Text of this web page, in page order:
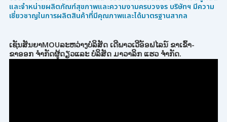
และจำหน่ายผลิตภัณฑ์สุขภาพและความงามครบวงจร บริษัทฯ มีความ
เชี่ยวชาญในการผลิตสินค้าที่มีคุณภาพและได้มาตรฐานสากล
ເຊັນສັນຍາMOUລະຫວ່າງບໍລິສັດ ເດີພາວເວີອັອຟໄລນ໌ ຂາເຂົ້າ-
ຂາອອກ ຈຳກັດຜູ້ດຽວແລະ ບໍລິສັດ ມາວາລິກ ແຮວ ຈຳກັດ.